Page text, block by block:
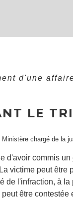
d'une
LE
chargé de la
d'avoir commis un
victime peut être
de l'infraction, à la
être contestée